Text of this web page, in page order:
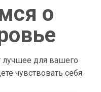
о
лучшее для вашего
чувствовать себя